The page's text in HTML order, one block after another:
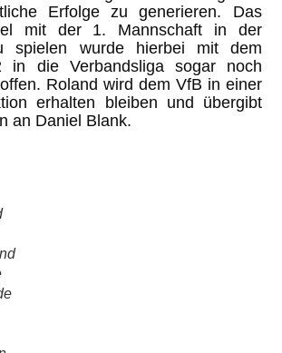
Erfolge zu generieren. Das
mit der 1. Mannschaft in der
spielen wurde hierbei mit dem
in die Verbandsliga sogar noch
Roland wird dem VfB in einer
erhalten bleiben und übergibt
an Daniel Blank.